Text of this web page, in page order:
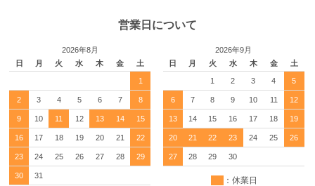
営業日について
2026年8月
日
月 火 水 木 金 土
1
2 3 4 5 6 7 8
9 10 11 12 13 14 15
16 17 18 19 20 21 22
23 24 25 26 27 28 29
30 31
2026年9月
日
月 火 水 木 金 土
1 2 3 4 5
6 7 8 9 10 11 12
13 14 15 16 17 18 19
20 21 22 23 24 25 26
27 28 29 30
：休業日